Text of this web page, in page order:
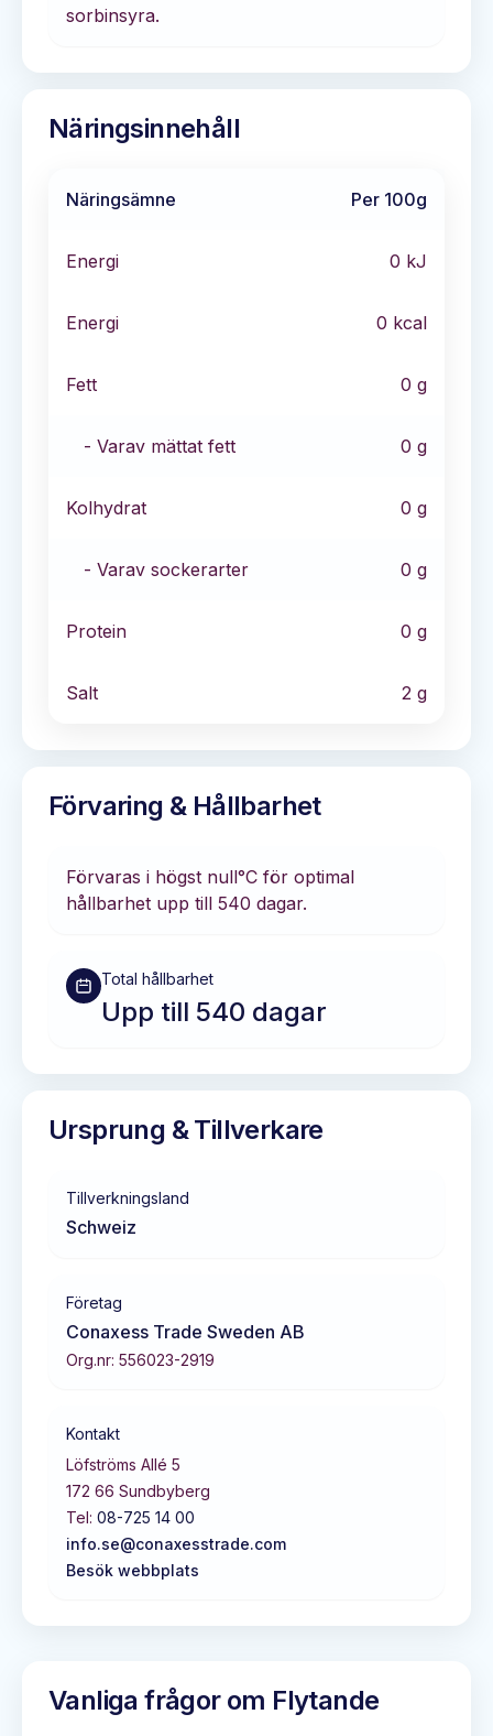
sorbinsyra.
Näringsinnehåll
Näringsämne Per 100g
Energi 0 kJ
Energi 0 kcal
Fett 0 g
- Varav mättat fett 0 g
Kolhydrat 0 g
- Varav sockerarter 0 g
Protein 0 g
Salt 2 g
Förvaring & Hållbarhet
Förvaras i högst null°C för optimal
hållbarhet upp till 540 dagar.
Total hållbarhet
Upp till 540 dagar
Ursprung & Tillverkare
Tillverkningsland
Schweiz
Företag
Conaxess Trade Sweden AB
Org.nr: 556023-2919
Kontakt
Löfströms Allé 5
172 66 Sundbyberg
Tel: 08-725 14 00
info.se@conaxesstrade.com
Besök webbplats
Vanliga frågor om Flytande